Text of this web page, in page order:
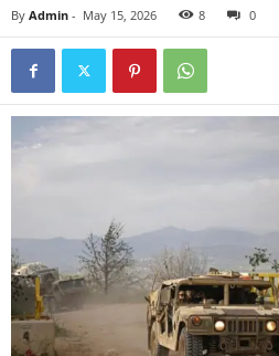
By Admin - May 15, 2026 8 0